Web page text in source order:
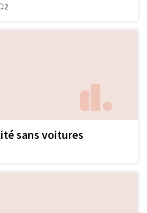
2
sans voitures